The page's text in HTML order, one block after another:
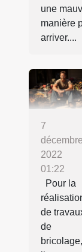
une
manière
arriver....
7
décembre
2022
01:22
Pour la
de
de
bricolage,